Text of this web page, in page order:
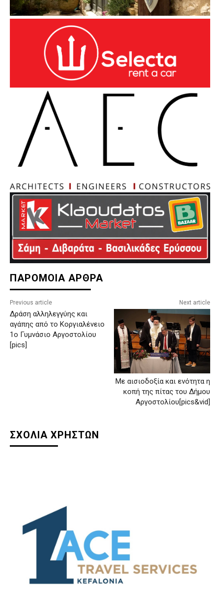
ΠΑΡΟΜΟΙΑ ΑΡΘΡΑ
Previous article
Δράση αλληλεγγύης και
αγάπης από το Κοργιαλένειο
1ο Γυμνάσιο Αργοστολίου
[pics]
Next article
Με αισιοδοξία και ενότητα η
κοπή της πίτας του Δήμου
Αργοστολίου[pics&vid]
ΣΧΟΛΙΑ ΧΡΗΣΤΩΝ